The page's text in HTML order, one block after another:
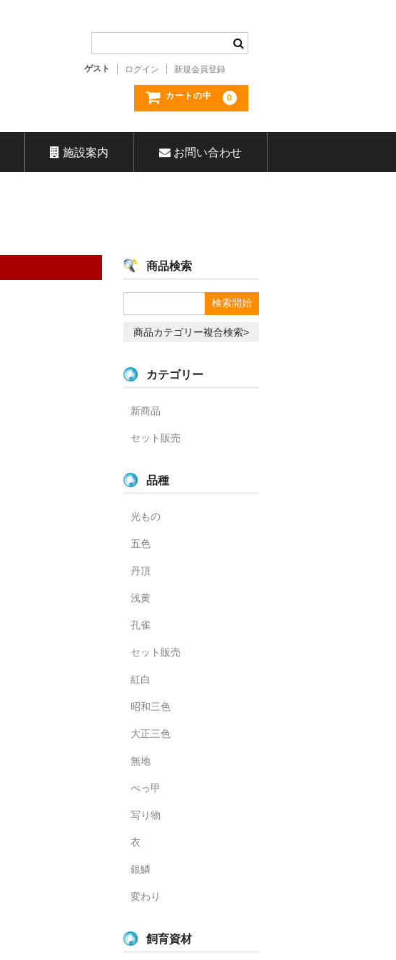
ゲスト ログイン 新規会員登録
カートの中 0
施設案内 お問い合わせ
商品検索
商品カテゴリー複合検索>
カテゴリー
新商品
セット販売
品種
光もの
五色
丹頂
浅黄
孔雀
セット販売
紅白
昭和三色
大正三色
無地
べっ甲
写り物
衣
銀鱗
変わり
飼育資材